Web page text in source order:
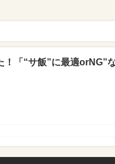
！「“サ飯”に最適orNG”